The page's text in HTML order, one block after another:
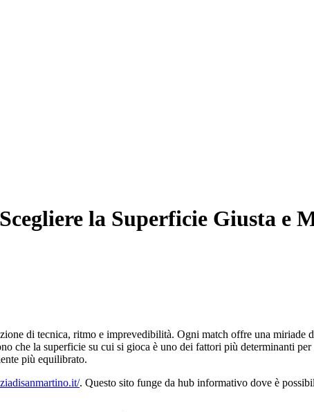
la Superficie Giusta e
di tecnica, ritmo e imprevedibilità. Ogni match offre una miriade
che la superficie su cui si gioca è uno dei fattori più determinanti
più equilibrato.
. Questo sito funge da hub informativo dove è